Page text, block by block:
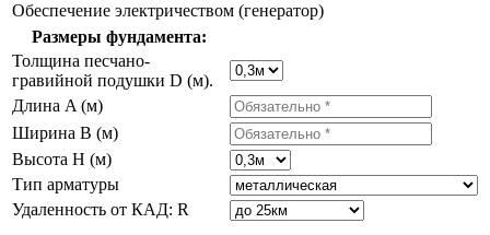
Обеспечение электричеством (генератор)
Размеры фундамента:
Толщина песчано-
гравийной подушки D (м).
Длина A (м)
Ширина B (м)
Высота H (м)
Тип арматуры
Удаленность от КАД: R